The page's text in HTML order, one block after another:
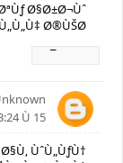
Ø§Ø±Ø¬Ùˆ
Ø®ÙŠØ±
15 Ù…Ø§Ø±Ø³ 2021 ÙÙŠ 3:24 Ù…
ÙˆÙ„ÙƒÙ†